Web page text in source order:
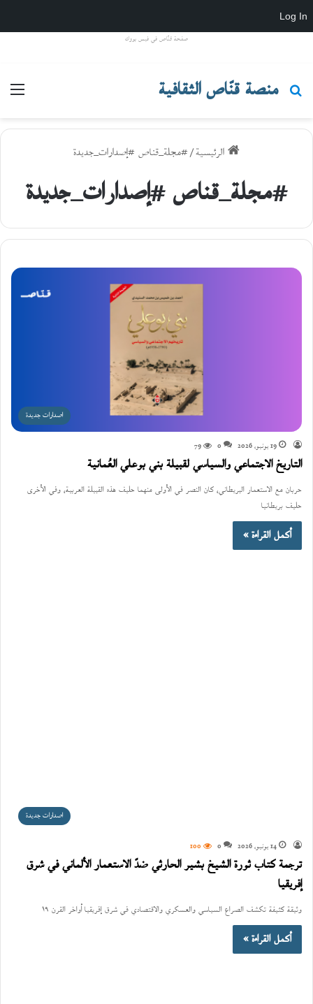
Log In
صفحة قنّاص في فيس بووك
منصة قنّاص الثقافية
بحث عن
الرئيسية/#مجلة_قناص #إصدارات_جديدة
#مجلة_قناص #إصدارات_جديدة
اصدارات جديدة
19 يونيو، 2026 0
79
التاريخ الاجتماعي والسياسي لقبيلة بني بوعلي العُمانية
حربان مع الاستعمار البريطاني، كان النصر في الأولى منهما حليف هذه القبيلة العربية، وفي الأخرى
حليف بريطانيا
أكمل القراءة »
اصدارات جديدة
14 يونيو، 2026 0
100
ترجمة كتاب ثورة الشيخ بشير الحارثي ضدّ الاستعمار الألماني في شرق
إفريقيا
وثيقة كثيفة تكشف الصراع السياسي والعسكري والاقتصادي في شرق إفريقيا أواخر القرن ١٩
أكمل القراءة »